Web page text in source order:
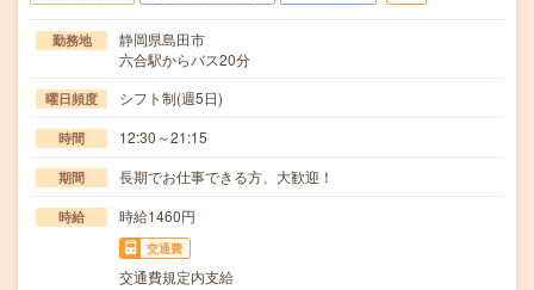
勤務地
静岡県島田市
六合駅からバス20分
曜日頻度 シフト制(週5日)
時間 12:30～21:15
期間 長期でお仕事できる方、大歓迎！
時給 時給1460円
交通費
交通費規定内支給